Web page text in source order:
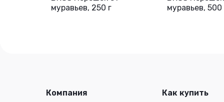
муравьев, 250 г
муравьев, 500
Компания Как купить